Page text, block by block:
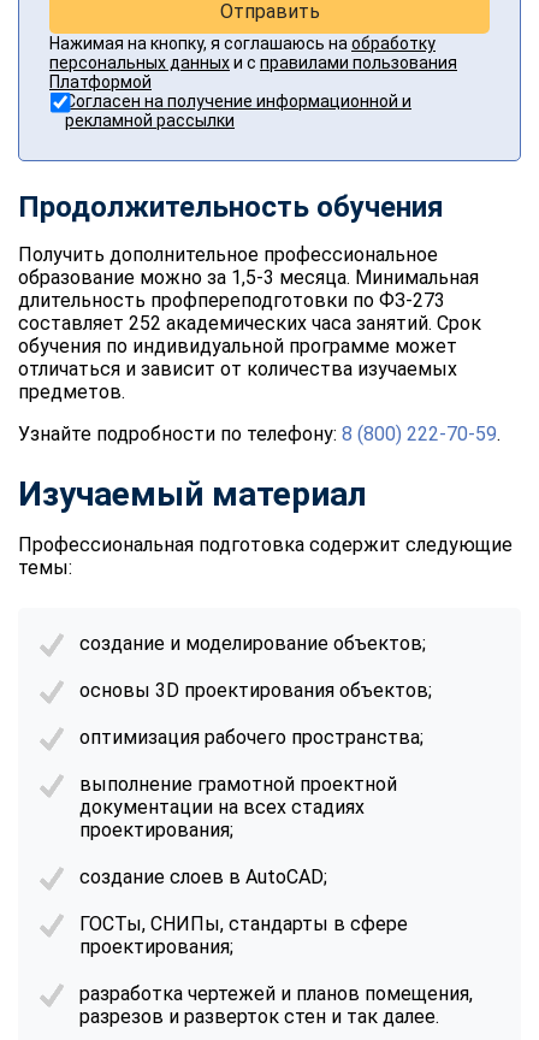
Отправить
Нажимая на кнопку, я соглашаюсь на обработку
персональных данныхи с правилами пользования
Платформой
Согласен на получение информационной и
рекламной рассылки
Продолжительность обучения
Получить дополнительное профессиональное
образование можно за 1,5-3 месяца. Минимальная
длительность профпереподготовки по ФЗ-273
составляет 252 академических часа занятий. Срок
обучения по индивидуальной программе может
отличаться и зависит от количества изучаемых
предметов.
Узнайте подробности по телефону: 8 (800) 222-70-59.
Изучаемый материал
Профессиональная подготовка содержит следующие
темы:
создание и моделирование объектов;
основы 3D проектирования объектов;
оптимизация рабочего пространства;
выполнение грамотной проектной
документации на всех стадиях
проектирования;
создание слоев в AutoCAD;
ГОСТы, СНИПы, стандарты в сфере
проектирования;
разработка чертежей и планов помещения,
разрезов и разверток стен и так далее.